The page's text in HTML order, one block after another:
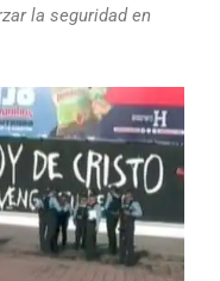
la seguridad en